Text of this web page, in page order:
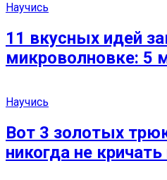
Научись
11 вкусных идей
микроволновке: 5
Научись
Вот 3 золотых
никогда не